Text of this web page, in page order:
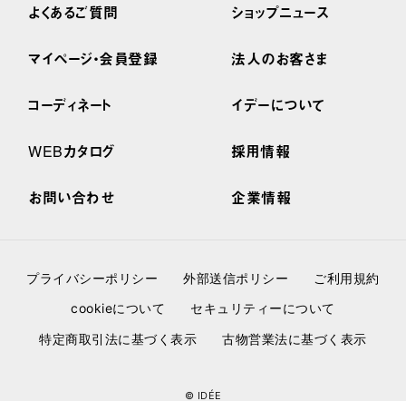
よくあるご質問
マイページ・会員登録
コーディネート
WEBカタログ
お問い合わせ
ショップニュース
法人のお客さま
イデーについて
採用情報
企業情報
プライバシーポリシー 外部送信ポリシー
ご利用規約
cookieについて
セキュリティーについて
特定商取引法に基づく表示
古物営業法に基づく表示
© IDÉE